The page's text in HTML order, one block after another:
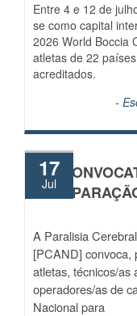
Entre 4 e 12 de
se como capital
2026 World Boccia
atletas de 22
acreditados.
-
17
Jul
A Paralisia
[PCAND] convoca,
atletas, técnicos/as
operadores/as de
Nacional para